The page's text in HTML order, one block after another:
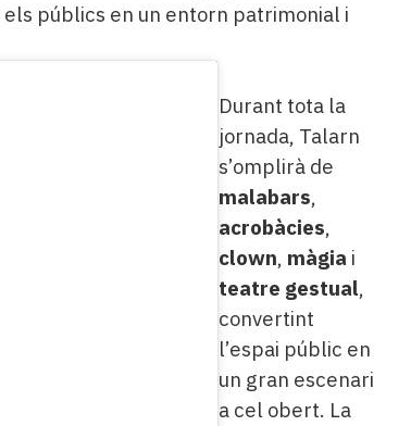
els públics en un entorn patrimonial i
Durant tota la
jornada, Talarn
s’omplirà de
malabars,
acrobàcies,
clown, màgia i
teatre gestual,
convertint
l’espai públic en
un gran escenari
a cel obert. La